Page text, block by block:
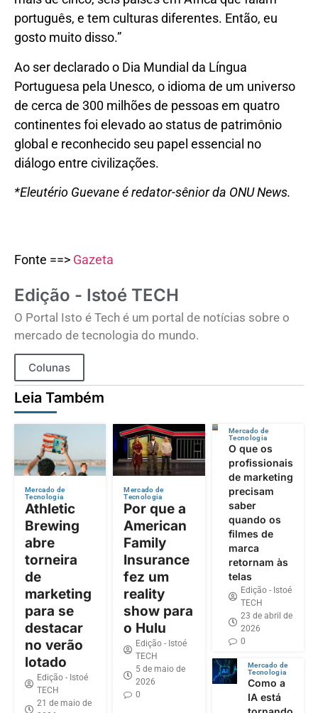
português, e tem culturas diferentes. Então, eu
gosto muito disso.”
Ao ser declarado o Dia Mundial da Língua
Portuguesa pela Unesco, o idioma de um universo
de cerca de 300 milhões de pessoas em quatro
continentes foi elevado ao status de patrimônio
global e reconhecido seu papel essencial no
diálogo entre civilizações.
*Eleutério Guevane é redator-sênior da ONU News.
Fonte ==> Gazeta
Edição - Istoé TECH
O Portal Isto é Tech é um portal de notícias sobre o
mercado de tecnologia do mundo.
Colunas
Leia Também
Mercado de
Tecnologia
Athletic
Brewing
abre
torneira
de
marketing
para se
destacar
no verão
lotado
Edição - Istoé
TECH
21 de maio de
Mercado de
Tecnologia
Por que a
American
Family
Insurance
fez um
reality
show para
o Hulu
Edição - Istoé
TECH
5 de maio de
2026
0
Mercado de
Tecnologia
O que os
profissionais
de marketing
precisam
saber
quando os
filmes de
marca
retornam às
telas
Edição - Istoé
TECH
23 de abril de
2026
0
Mercado de
Tecnologia
Como a
IA está